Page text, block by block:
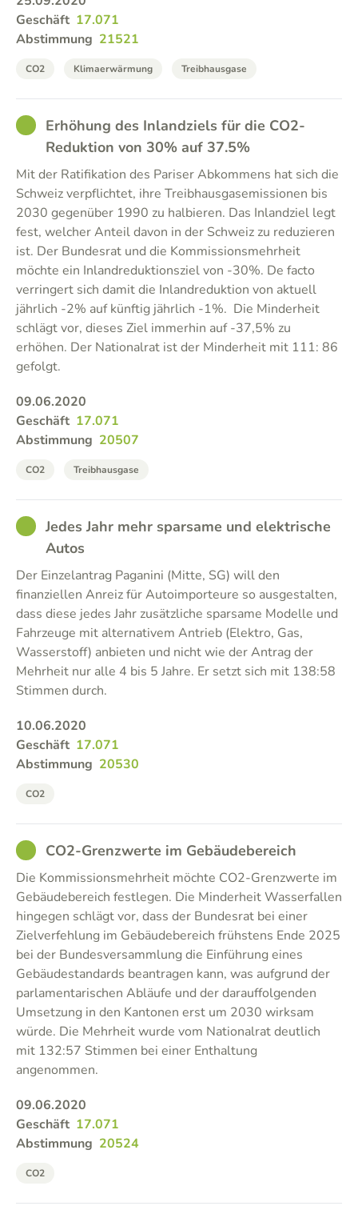
Geschäft 17.071
Abstimmung 21521
CO2 Klimaerwärmung Treibhausgase
GOODErhöhung des Inlandziels für die CO2-
Reduktion von 30% auf 37.5%
Mit der Ratifikation des Pariser Abkommens hat sich die
Schweiz verpflichtet, ihre Treibhausgasemissionen bis
2030 gegenüber 1990 zu halbieren. Das Inlandziel legt
fest, welcher Anteil davon in der Schweiz zu reduzieren
ist. Der Bundesrat und die Kommissionsmehrheit
möchte ein Inlandreduktionsziel von -30%. De facto
verringert sich damit die Inlandreduktion von aktuell
jährlich -2% auf künftig jährlich -1%. Die Minderheit
schlägt vor, dieses Ziel immerhin auf -37,5% zu
erhöhen. Der Nationalrat ist der Minderheit mit 111: 86
gefolgt.
09.06.2020
Geschäft 17.071
Abstimmung 20507
CO2 Treibhausgase
GOODJedes Jahr mehr sparsame und elektrische
Autos
Der Einzelantrag Paganini (Mitte, SG) will den
finanziellen Anreiz für Autoimporteure so ausgestalten,
dass diese jedes Jahr zusätzliche sparsame Modelle und
Fahrzeuge mit alternativem Antrieb (Elektro, Gas,
Wasserstoff) anbieten und nicht wie der Antrag der
Mehrheit nur alle 4 bis 5 Jahre. Er setzt sich mit 138:58
Stimmen durch.
10.06.2020
Geschäft 17.071
Abstimmung 20530
CO2
GOODCO2-Grenzwerte im Gebäudebereich
Die Kommissionsmehrheit möchte CO2-Grenzwerte im
Gebäudebereich festlegen. Die Minderheit Wasserfallen
hingegen schlägt vor, dass der Bundesrat bei einer
Zielverfehlung im Gebäudebereich frühstens Ende 2025
bei der Bundesversammlung die Einführung eines
Gebäudestandards beantragen kann, was aufgrund der
parlamentarischen Abläufe und der darauffolgenden
Umsetzung in den Kantonen erst um 2030 wirksam
würde. Die Mehrheit wurde vom Nationalrat deutlich
mit 132:57 Stimmen bei einer Enthaltung
angenommen.
09.06.2020
Geschäft 17.071
Abstimmung 20524
CO2